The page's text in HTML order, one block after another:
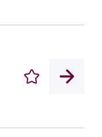
Enregistrer